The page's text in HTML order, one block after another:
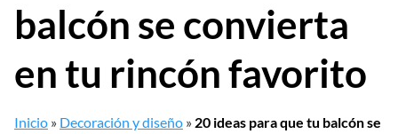
balcón se convierta
en tu rincón favorito
Inicio » Decoración y diseño » 20 ideas para que tu balcón se